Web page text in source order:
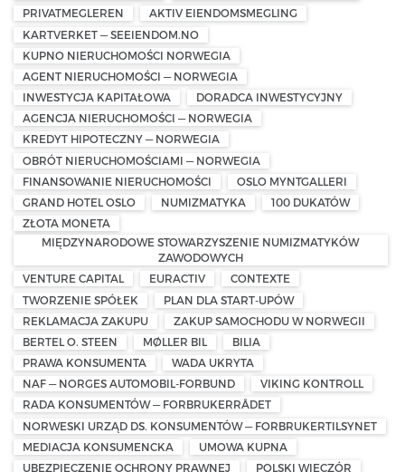
PRIVATMEGLEREN
AKTIV EIENDOMSMEGLING
KARTVERKET — SEEIENDOM.NO
KUPNO NIERUCHOMOŚCI NORWEGIA
AGENT NIERUCHOMOŚCI — NORWEGIA
INWESTYCJA KAPITAŁOWA
DORADCA INWESTYCYJNY
AGENCJA NIERUCHOMOŚCI — NORWEGIA
KREDYT HIPOTECZNY — NORWEGIA
OBRÓT NIERUCHOMOŚCIAMI — NORWEGIA
FINANSOWANIE NIERUCHOMOŚCI
OSLO MYNTGALLERI
GRAND HOTEL OSLO
NUMIZMATYKA
100 DUKATÓW
ZŁOTA MONETA
MIĘDZYNARODOWE STOWARZYSZENIE NUMIZMATYKÓW
ZAWODOWYCH
VENTURE CAPITAL
EURACTIV
CONTEXTE
TWORZENIE SPÓŁEK
PLAN DLA START-UPÓW
REKLAMACJA ZAKUPU
ZAKUP SAMOCHODU W NORWEGII
BERTEL O. STEEN
MØLLER BIL
BILIA
PRAWA KONSUMENTA
WADA UKRYTA
NAF — NORGES AUTOMOBIL-FORBUND
VIKING KONTROLL
RADA KONSUMENTÓW — FORBRUKERRÅDET
NORWESKI URZĄD DS. KONSUMENTÓW — FORBRUKERTILSYNET
MEDIACJA KONSUMENCKA
UMOWA KUPNA
UBEZPIECZENIE OCHRONY PRAWNEJ
POLSKI WIECZÓR